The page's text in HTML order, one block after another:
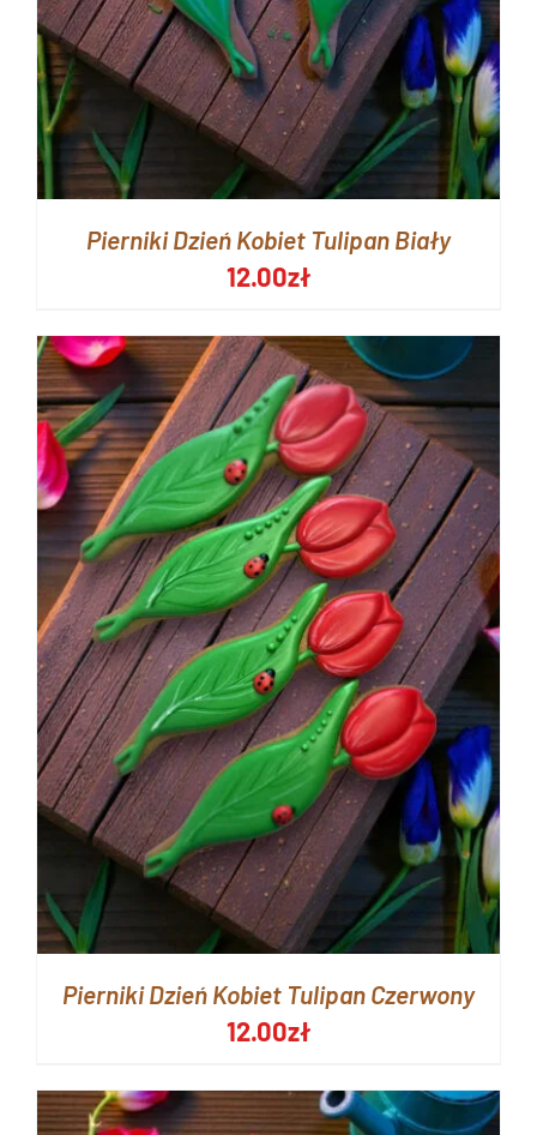
Pierniki Dzień Kobiet Tulipan Biały
12.00zł
Pierniki Dzień Kobiet Tulipan Czerwony
12.00zł